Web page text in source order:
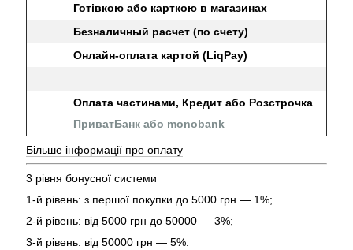
Готівкою або карткою в магазинах
Безналичный расчет (по счету)
Онлайн-оплата картой (LiqPay)
Оплата частинами, Кредит або Розстрочка
ПриватБанк або monobank
Більше інформації про оплату
3 рівня бонусної системи
1-й рівень: з першої покупки до 5000 грн — 1%;
2-й рівень: від 5000 грн до 50000 — 3%;
3-й рівень: від 50000 грн — 5%.